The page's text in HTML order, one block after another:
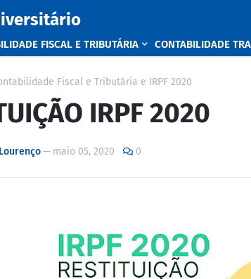
FISCAL E TRIBUTÁRIA CONTABILIDADE
Fiscal e Tributária e IRPF 2020
IRPF 2020
— maio 05, 2020 0